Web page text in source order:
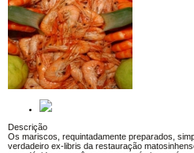
Descrição
Os mariscos, requintadamente preparados,
verdadeiro ex-libris da restauração